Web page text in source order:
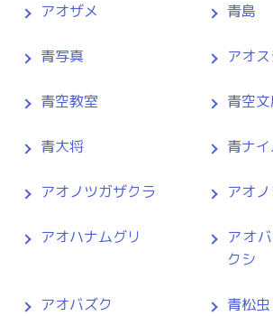
アオザメ 青島
青写真 アオ
青空教室 青空
青大将 青ナ
アオノツガザクラ アオノ
アオハナムグリ
アオ
クシ
アオバズク 青松虫